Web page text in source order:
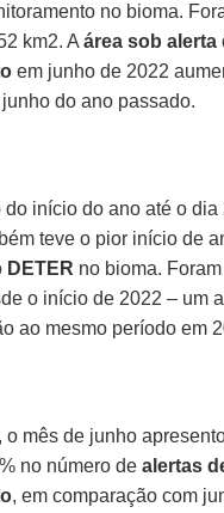
no bioma.
km2. Aárea sob alerta
em junho de 2022
do ano passado.
do início do ano até o dia
teve o pior início de
DETER no bioma.
o início de 2022 – um
ao mesmo período em
, o mês de junho
no número dealertas
, em comparação com